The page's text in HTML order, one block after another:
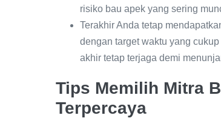
risiko bau apek yang sering
Terakhir Anda tetap
dengan target waktu yang
akhir tetap terjaga demi
Tips Memilih Mitra
Terpercaya